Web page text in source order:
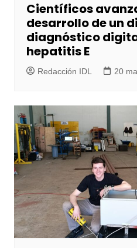
Científicos
desarrollo de un
diagnóstico
hepatitis E
Redacción IDL 20